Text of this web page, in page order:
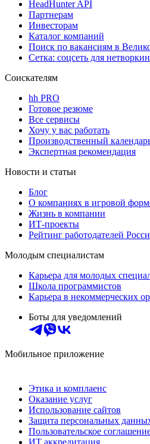
HeadHunter API
Партнерам
Инвесторам
Каталог компаний
Поиск по вакансиям в
Сетка: соцсеть для
Соискателям
hh PRO
Готовое резюме
Все сервисы
Хочу у вас работать
Производственный
Экспертная рекомендация
Новости и статьи
Блог
О компаниях в игровой
Жизнь в компании
ИТ-проекты
Рейтинг работодателей
Молодым специалистам
Карьера для молодых
Школа программистов
Карьера в некоммерческих
Боты для уведомлений
Мобильное приложение
Этика и комплаенс
Оказание услуг
Использование сайтов
Защита персональных
Пользовательское
ИТ аккредитация